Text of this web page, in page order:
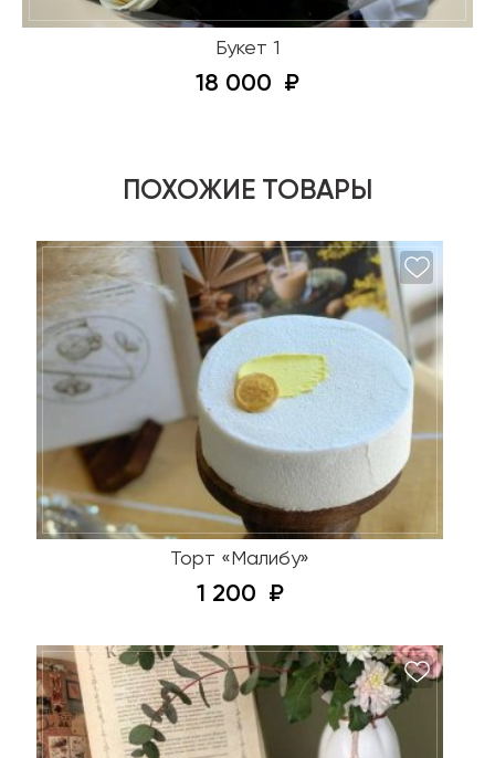
Букет 1
18 000
ПОХОЖИЕ ТОВАРЫ
Торт «Малибу»
1 200